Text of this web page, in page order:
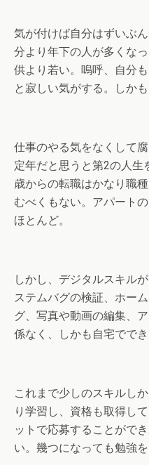
気が付けば自分はずいぶ
分より年下の人が多くな
供より若い。嗚呼、自分
と寂しい気がする。しか
仕事のやる気をなくして
定年だと思うと第2の人生
歳からの転職はかなり職
むべくもない。アパート
ほとんど。
しかし、デジタルスキル
ステムバグの検証、ホー
グ、写真や動画の編集、
係なく、しかも自宅ででき
これまで少しのスキルし
り学習し、資格も取得し
ットで応募することがで
い。幾つになっても勉強